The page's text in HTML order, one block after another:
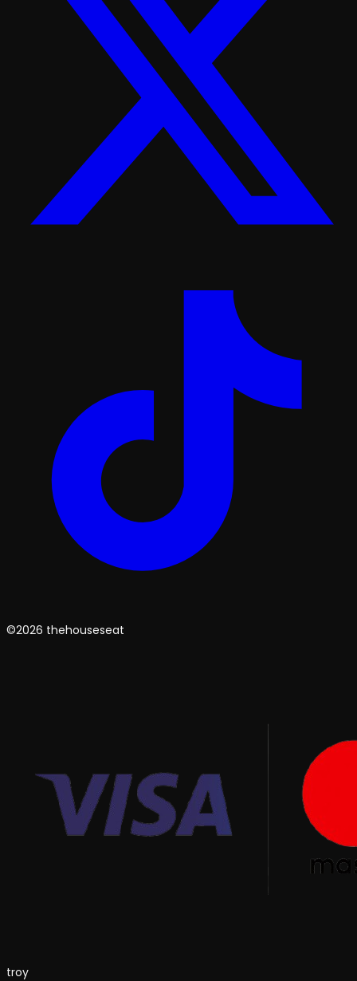
©2026 thehouseseat
troy